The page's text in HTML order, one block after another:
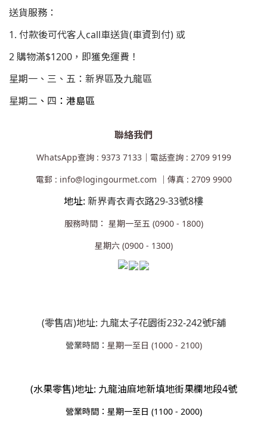
送貨服務：
1. 付款後可代客人call車送貨(車資到付) 或
2 購物滿$1200，即獲免運費！
星期一、三、五：新界區及九龍區
星期二 、 四 ：港島區
聯絡我們
WhatsApp查詢 : 9373 7133｜電話查詢 : 2709 9199
電郵 : info@logingourmet.com ｜傳真 : 2709 9900
地址: 新界青衣青衣路29-33號8樓
服務時間： 星期一至五 (0900 - 1800)
星期六 (0900 - 1300)
(零售店)地址: 九龍太子花園街232-242號F舖
營業時間： 星期一至日 (1000 - 2100)
(水果零售)地址: 九龍油麻地新填地街果欄地段4號
營業時間：星期一至日 (1100 - 2000)